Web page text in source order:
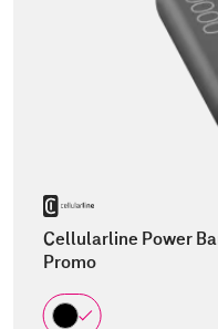
Cellularline Power
Promo